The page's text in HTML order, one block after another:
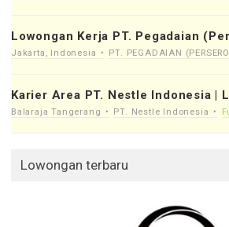
Lowongan Kerja PT. Pegadaian
Jakarta, Indonesia PT. PEGADAIAN
Karier Area PT. Nestle Indonesia |
Balaraja Tangerang PT. Nestle Indonesia
Lowongan terbaru